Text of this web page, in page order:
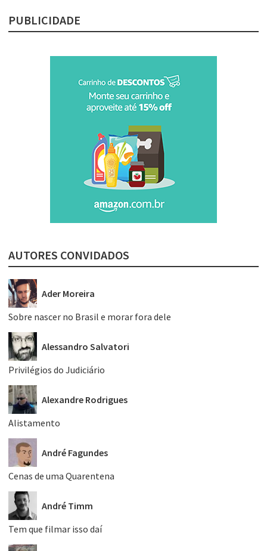
PUBLICIDADE
AUTORES CONVIDADOS
Ader Moreira
Sobre nascer no Brasil e morar fora dele
Alessandro Salvatori
Privilégios do Judiciário
Alexandre Rodrigues
Alistamento
André Fagundes
Cenas de uma Quarentena
André Timm
Tem que filmar isso daí